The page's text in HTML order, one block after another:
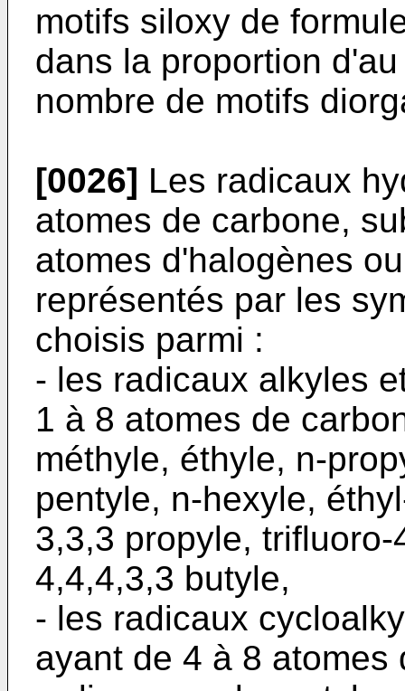
motifs siloxy de
dans la proportion
nombre de motifs
[0026] Les radicaux
atomes de carbone,
atomes d'halogènes
représentés par les
choisis parmi :
- les radicaux alkyles
1 à 8 atomes de
méthyle, éthyle, n-
pentyle, n-hexyle,
3,3,3 propyle,
4,4,4,3,3 butyle,
- les radicaux
ayant de 4 à 8